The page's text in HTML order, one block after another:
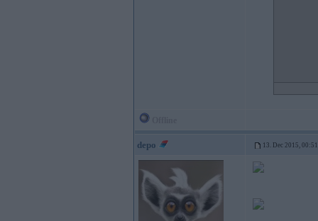
depo 13. Dec 2015, 00:51